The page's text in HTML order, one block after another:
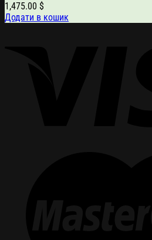
1,475.00 $
Додати в кошик